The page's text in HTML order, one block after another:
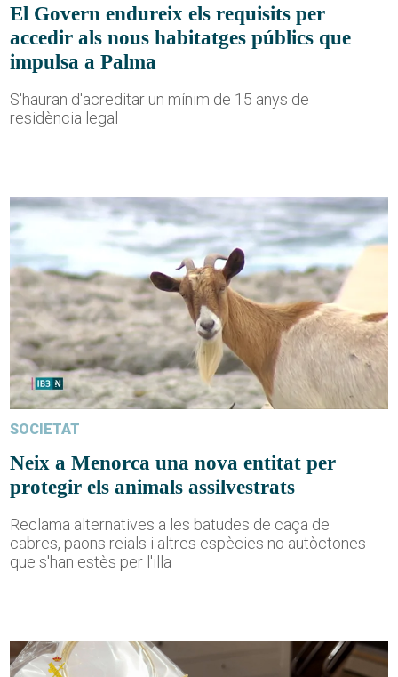
El Govern endureix els requisits per
accedir als nous habitatges públics que
impulsa a Palma
S'hauran d'acreditar un mínim de 15 anys de
residència legal
SOCIETAT
Neix a Menorca una nova entitat per
protegir els animals assilvestrats
Reclama alternatives a les batudes de caça de
cabres, paons reials i altres espècies no autòctones
que s'han estès per l'illa